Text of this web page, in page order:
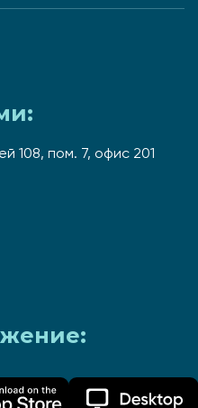
108, пом. 7, офис 201